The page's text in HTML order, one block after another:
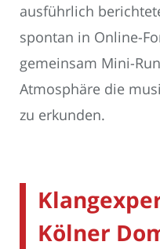
ausführlich
spontan in Online-
gemeinsam Mini-
Atmosphäre die
zu erkunden.
Kölner